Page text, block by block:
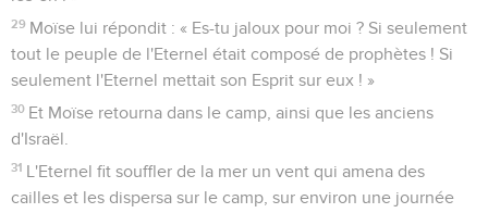
29 Moïse lui répondit : « Es-tu jaloux pour moi ? Si seulement
tout le peuple de l'Eternel était composé de prophètes ! Si
seulement l'Eternel mettait son Esprit sur eux ! »
30 Et Moïse retourna dans le camp, ainsi que les anciens
d'Israël.
31 L'Eternel fit souffler de la mer un vent qui amena des
cailles et les dispersa sur le camp, sur environ une journée